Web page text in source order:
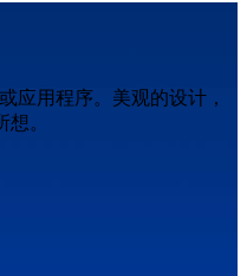
应用程序。美观的设计，
。